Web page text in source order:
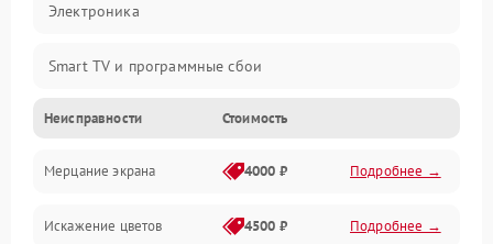
Электроника
Smart TV и программные сбои
Питание и запуск
Подсветка и LED-модули
Звук и аудиосистема
Неисправности Стоимость
Мерцание экрана 4000 ₽ Подробнее →
Искажение цветов 4500 ₽ Подробнее →